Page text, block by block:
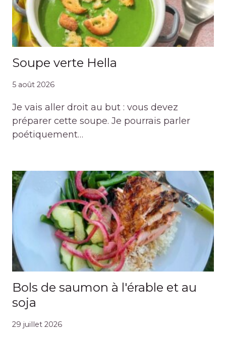
Soupe verte Hella
5 août 2026
Je vais aller droit au but : vous devez
préparer cette soupe. Je pourrais parler
poétiquement…
Bols de saumon à l'érable et au
soja
29 juillet 2026